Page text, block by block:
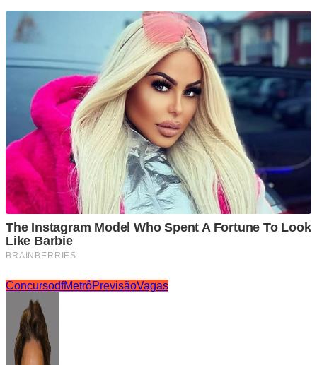
ConcursodfMetrôPrevisãoVagas